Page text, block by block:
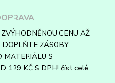
CENU AŽ
ZÁSOBY
MATERIÁLU S
129 KČ S DPH! číst celé